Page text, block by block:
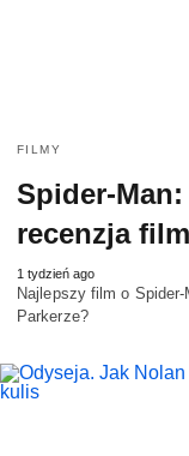
FILMY
Spider-
recenzja
1 tydzień ago
Najlepszy film o
Parkerze?